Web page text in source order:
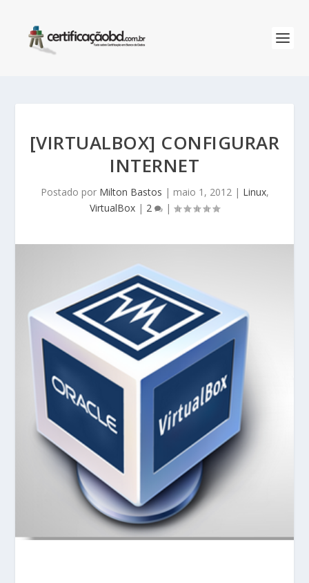
[VIRTUALBOX] CONFIGURAR
INTERNET
Postado por Milton Bastos | maio 1, 2012| Linux,
VirtualBox | 2 |